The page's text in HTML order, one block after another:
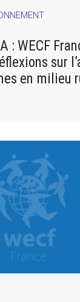
: WECF
sur
en milieu